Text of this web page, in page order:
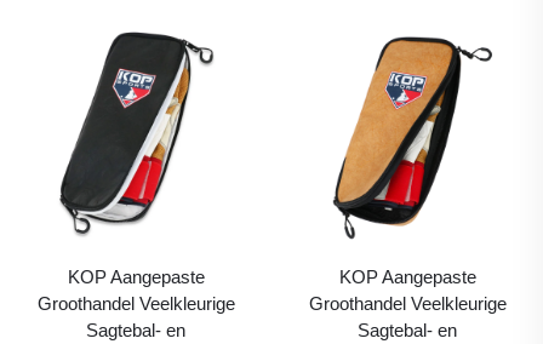
KOP Aangepaste
Groothandel Veelkleurige
Sagtebal- en
KOP Aangepaste
Groothandel Veelkleurige
Sagtebal- en